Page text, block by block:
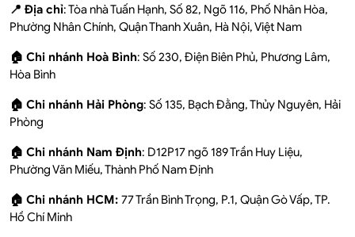
📍 Địa chỉ: Tòa nhà Tuấn Hạnh, Số 82, Ngõ 116, Phố Nhân Hòa,
Phường Nhân Chính, Quận Thanh Xuân, Hà Nội, Việt Nam
🏠 Chi nhánh Hoà Bình: Số 230, Điện Biên Phủ, Phương Lâm,
Hòa Bình
🏠 Chi nhánh Hải Phòng: Số 135, Bạch Đằng, Thủy Nguyên, Hải
Phòng
🏠 Chi nhánh Nam Định: D12P17 ngõ 189 Trần Huy Liệu,
Phường Văn Miếu, Thành Phố Nam Định
🏠 Chi nhánh HCM: 77 Trần Bình Trọng, P.1, Quận Gò Vấp, TP.
Hồ Chí Minh